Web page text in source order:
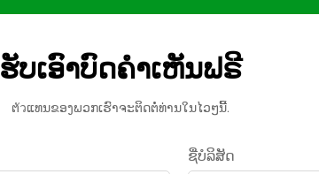
ຮັບເອົາບົດຄຳເຫັນຟຣີ
ຕัวແທນຂອງພວກເຮົາຈະຕິດຕໍ່ທ່ານໃນໄວໆນີ້.
ຊື່ບໍລິສັດ